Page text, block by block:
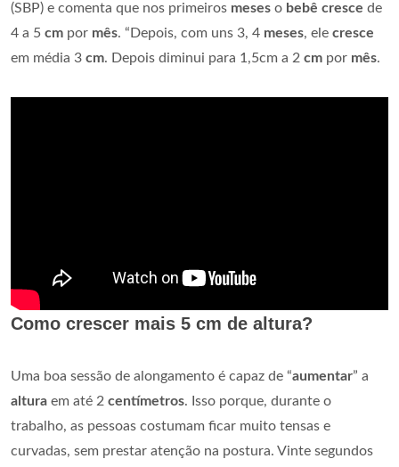
(SBP) e comenta que nos primeiros meses o bebê cresce de
4 a 5 cm por mês. “Depois, com uns 3, 4 meses, ele cresce
em média 3 cm. Depois diminui para 1,5cm a 2 cm por mês.
Como crescer mais 5 cm de altura?
Uma boa sessão de alongamento é capaz de “aumentar” a
altura em até 2 centímetros. Isso porque, durante o
trabalho, as pessoas costumam ficar muito tensas e
curvadas, sem prestar atenção na postura. Vinte segundos